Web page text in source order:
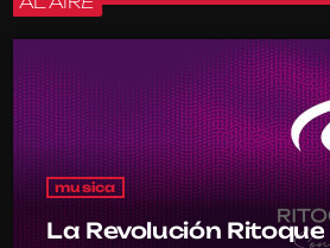
musica
La Revolución Ritoque